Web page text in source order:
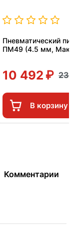
Пневматический
ПМ49 (4.5 мм,
10 492 23
В корзину
Комментарии